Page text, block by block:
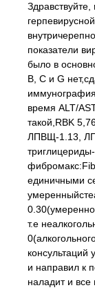
показатели
было в
В, С и G
время ALT/
такой,RBK
ЛПВЩ-1.13,
единичными
т.е
консультаций
и направил к
наладит и